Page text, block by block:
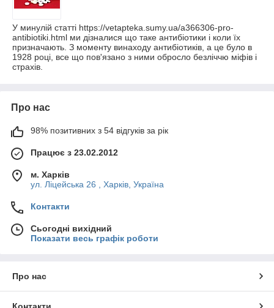
У минулій статті https://vetapteka.sumy.ua/a366306-pro-
antibiotiki.html ми дізналися що таке антибіотики і коли їх
призначають. З моменту винаходу антибіотиків, а це було в
1928 році, все що пов'язано з ними обросло безліччю міфів і
страхів.
Про нас
98% позитивних з 54 відгуків за рік
Працює з 23.02.2012
м. Харків
ул. Ліцейська 26 , Харків, Україна
Контакти
Сьогодні вихідний
Показати весь графік роботи
Про нас